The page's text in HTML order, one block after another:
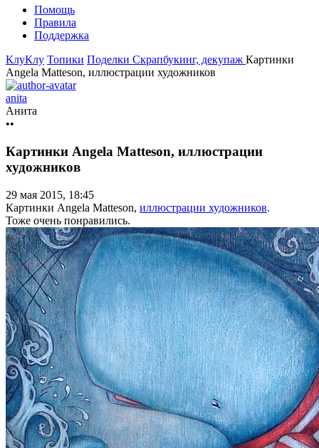
Помощь
Правила
Поддержка
КлуКлу Топики Поделки Скрапбукинг, декупаж Картинки
Angela Matteson, иллюстрации художников
anita
Анита
••
Картинки Angela Matteson, иллюстрации
художников
29 мая 2015, 18:45
Картинки Angela Matteson, иллюстрации художников.
Тоже очень понравились.